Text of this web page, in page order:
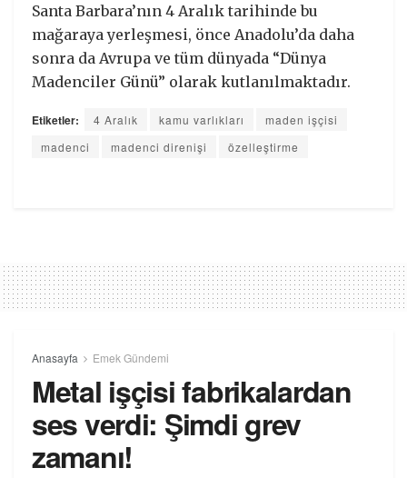
Santa Barbara’nın 4 Aralık tarihinde bu
mağaraya yerleşmesi, önce Anadolu’da daha
sonra da Avrupa ve tüm dünyada “Dünya
Madenciler Günü” olarak kutlanılmaktadır.
Etiketler: 4 Aralık kamu varlıkları
maden işçisi
madenci
madenci direnişi özelleştirme
Anasayfa Emek Gündemi
Metal işçisi fabrikalardan
ses verdi: Şimdi grev
zamanı!